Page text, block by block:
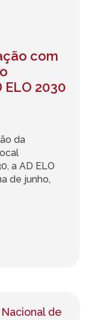
com
ELO 2030
da
a AD ELO
de junho,